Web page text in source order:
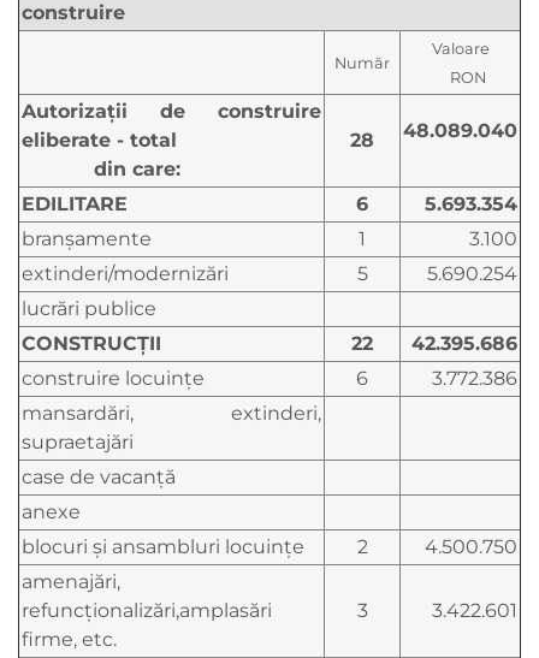
construire
Număr
Valoare
RON
Autorizaţii de construire
eliberate - total
din care:
28 48.089.040
EDILITARE 6
5.693.354
branşamente
1
3.100
extinderi/modernizări
5
5.690.254
lucrări publice
CONSTRUCŢII
22
42.395.686
construire locuinţe
6
3.772.386
mansardări, extinderi,
supraetajări
case de vacanţă
anexe
blocuri şi ansambluri locuinţe
2
4.500.750
amenajări,
refuncţionalizări,amplasări
firme, etc.
3 3.422.601